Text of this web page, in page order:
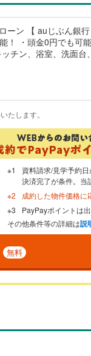
ーン 【 auじぶん
！ ・頭金0円でも
チン、浴室、洗面
機他
たします。
資料請求/見学予約
決済完了が条件。当
成約した物件価格に
PayPayポイントは
その他条件等の詳細は説
無料